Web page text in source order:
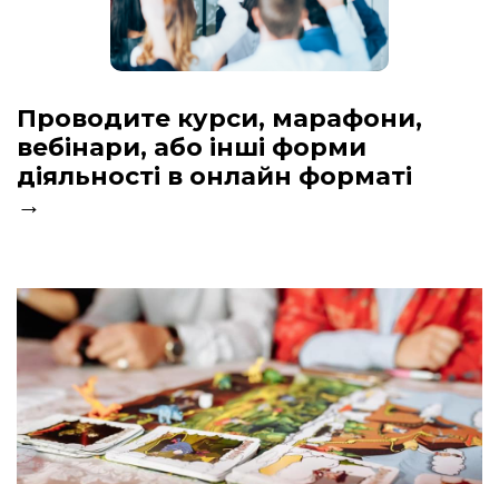
Проводите курси, марафони,
вебінари, або інші форми
діяльності в онлайн форматі
→